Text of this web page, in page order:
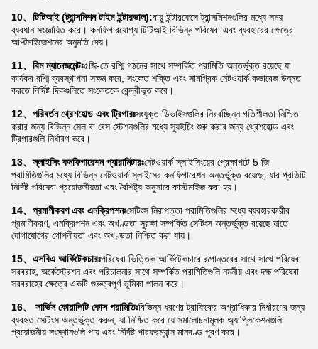
10、টিটিআই (ট্রান্সমিশন টাইম ইন্টারভাল):বায়ু ইন্টারফেসে ট্রান্সমিশনগুলির মধ্যে সময়
ব্যবধান সংজ্ঞায়িত করে। কনফিগারযোগ্য টিটিআই বিভিন্ন পরিষেবা এবং ব্যবহারের ক্ষেত্রে
অপ্টিমাইজেশনের অনুমতি দেয়।
11、বিম ম্যানেজমেন্টঃ৫জি-তে রশ্মি গঠনের সাথে সম্পর্কিত পরামিতি অন্তর্ভুক্ত রয়েছে যা
কার্যকর রশ্মি ব্যবস্থাপনা সক্ষম করে, সংকেত শক্তি এবং সামগ্রিক নেটওয়ার্ক কভারেজ উন্নত
করতে নির্দিষ্ট দিকগুলিতে সংকেতকে কেন্দ্রীভূত করে।
12、পরিবর্তন থ্রেশহোল্ড এবং ট্রিগারঃসংযুক্ত ডিভাইসগুলির নিরবচ্ছিন্ন গতিশীলতা নিশ্চিত
করার জন্য বিভিন্ন সেল বা বেস স্টেশনগুলির মধ্যে স্যুইচিং শুরু করার জন্য থ্রেশহোল্ড এবং
ট্রিগারগুলি নির্ধারণ করে।
13、স্লাইসিং কনফিগারেশন প্যারামিটারঃনেটওয়ার্ক স্লাইসিংয়ের প্রেক্ষাপটে 5 জি
পরামিতিগুলির মধ্যে বিভিন্ন নেটওয়ার্ক স্লাইসের কনফিগারেশন অন্তর্ভুক্ত রয়েছে, যার প্রতিটি
নির্দিষ্ট পরিষেবা প্রয়োজনীয়তা এবং বৈশিষ্ট্য অনুসারে কাস্টমাইজ করা হয়।
14、প্রমাণীকরণ এবং এনক্রিপশনঃসেটিংস নিরাপত্তা পরামিতিগুলির মধ্যে ব্যবহারকারীর
প্রমাণীকরণ, এনক্রিপশন এবং অখণ্ডতা সুরক্ষা সম্পর্কিত সেটিংস অন্তর্ভুক্ত রয়েছে যাতে
যোগাযোগের গোপনীয়তা এবং অখণ্ডতা নিশ্চিত করা যায়।
15、এসবিএ আর্কিটেকচারঃপরিষেবা ভিত্তিক আর্কিটেকচারে রূপান্তরের সাথে সাথে পরিষেবা
সরবরাহ, অর্কেস্ট্রেশন এবং পরিচালনার সাথে সম্পর্কিত পরামিতিগুলি নমনীয় এবং দক্ষ পরিষেবা
সরবরাহের ক্ষেত্রে একটি গুরুত্বপূর্ণ ভূমিকা পালন করে।
16、 সার্ভিস কোয়ালিটি কোস পরামিতিঃবিভিন্ন ধরণের ট্রাফিকের অগ্রাধিকার নির্ধারণের জন্য
ব্যবহৃত সেটিংস অন্তর্ভুক্ত করুন, যা নিশ্চিত করে যে সমালোচনামূলক অ্যাপ্লিকেশনগুলি
প্রয়োজনীয় সংস্থানগুলি পায় এবং নির্দিষ্ট পারফরম্যান্স মানদণ্ড পূরণ করে।